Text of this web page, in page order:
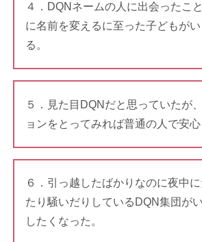
４．DQNネームの人に出会ったこ
に名前を変えるに至った子どもが
る。
５．見た目DQNだと思っていたが
ョンをとってみれば普通の人で安心
６．引っ越したばかりなのに夜中
たり騒いだりしているDQN集団が
したくなった。